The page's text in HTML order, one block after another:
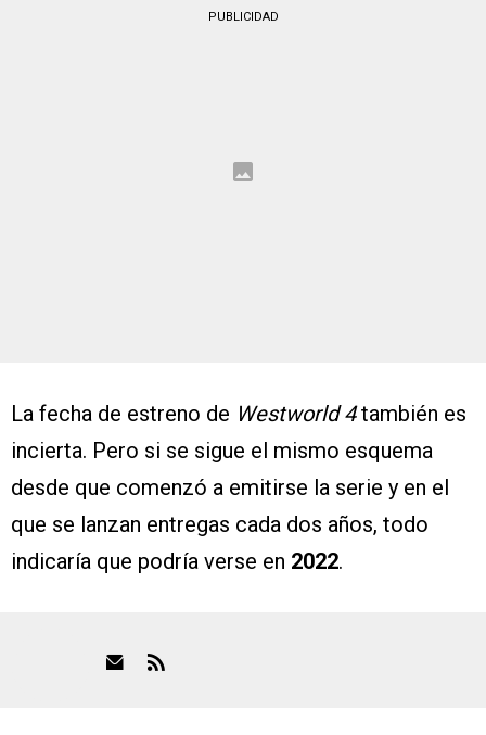
PUBLICIDAD
La fecha de estreno de Westworld 4también es
incierta. Pero si se sigue el mismo esquema
desde que comenzó a emitirse la serie y en el
que se lanzan entregas cada dos años, todo
indicaría que podría verse en 2022.